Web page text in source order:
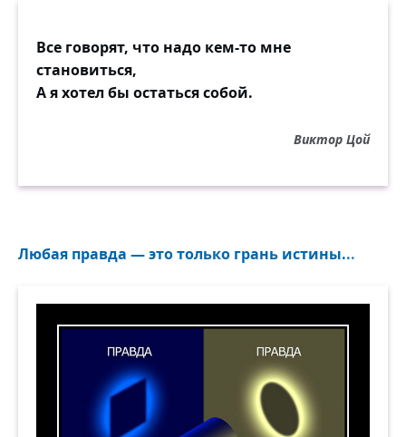
Все говорят, что надо кем-то мне
становиться,
А я хотел бы остаться собой.
Виктор Цой
Любая правда — это только грань истины...